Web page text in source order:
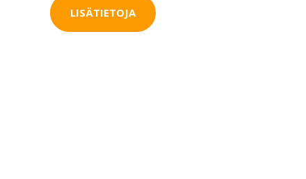
LISÄTIETOJA